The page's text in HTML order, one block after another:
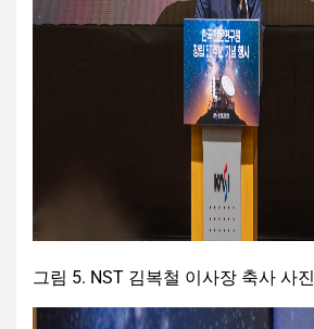
그림 5. NST 김복철 이사장 축사 사진